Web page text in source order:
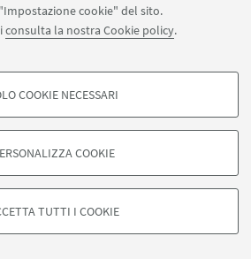
cookie" del sito.
consulta la nostra Cookie policy.
- FACOLTATIVI
base al loro comportamento sul sito, per analisi
COOKIE NECESSARI
COOKIE
TUTTI I COOKIE
MATER STUDIORUM - Università di
- Note legali-Impostazioni Cookie